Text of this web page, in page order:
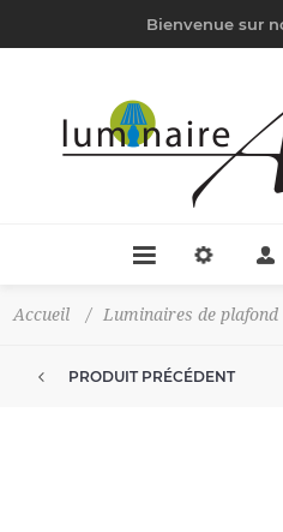
Bienvenue sur
Accueil / Luminaires de plafond
PRODUIT PRÉCÉDENT